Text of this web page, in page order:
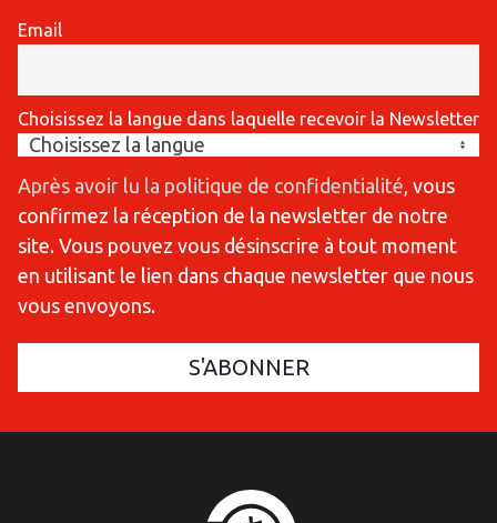
Email
Choisissez la langue dans laquelle recevoir la Newsletter
Après avoir lu la politique de confidentialité , vous
confirmez la réception de la newsletter de notre
site. Vous pouvez vous désinscrire à tout moment
en utilisant le lien dans chaque newsletter que nous
vous envoyons.